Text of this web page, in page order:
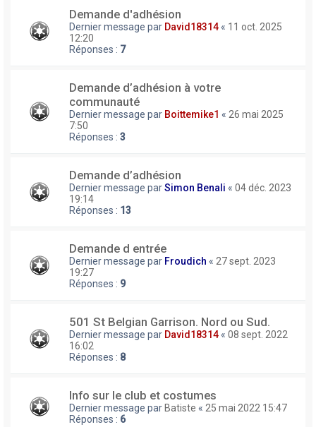
Demande d'adhésion
Dernier message par David18314 « 11 oct. 2025
12:20
Réponses : 7
Demande d’adhésion à votre
communauté
Dernier message par Boittemike1 « 26 mai 2025
7:50
Réponses : 3
Demande d’adhésion
Dernier message parSimon Benali « 04 déc. 2023
19:14
Réponses : 13
Demande d entrée
Dernier message par Froudich « 27 sept. 2023
19:27
Réponses : 9
501 St Belgian Garrison. Nord ou Sud.
Dernier message par David18314 « 08 sept. 2022
16:02
Réponses : 8
Info sur le club et costumes
Dernier message par Batiste « 25 mai 2022 15:47
Réponses : 6